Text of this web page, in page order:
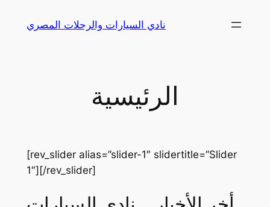
نادي السيارات والرحلات المصري
الرئيسية
[rev_slider alias=”slider-1″ slidertitle=”Slider
1″][/rev_slider]